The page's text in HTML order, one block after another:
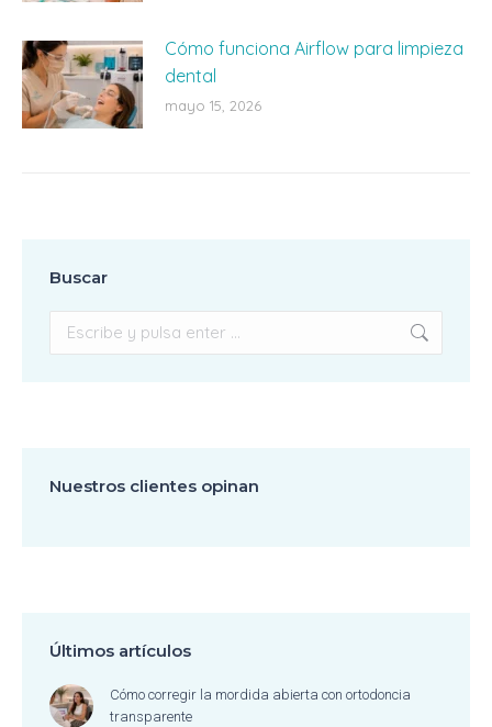
Cómo funciona Airflow para limpieza
dental
mayo 15, 2026
Buscar
Nuestros clientes opinan
Últimos artículos
Cómo corregir la mordida abierta con ortodoncia
transparente